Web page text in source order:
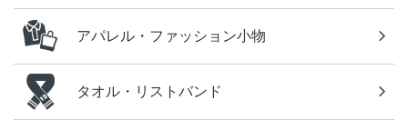
アパレル・ファッション小物
タオル・リストバンド